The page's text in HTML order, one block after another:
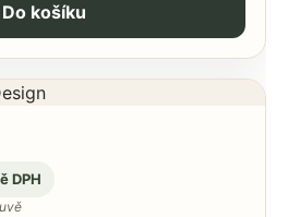
Do košíku
DPH